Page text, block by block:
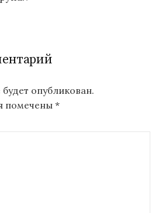
опубликован.
помечены *